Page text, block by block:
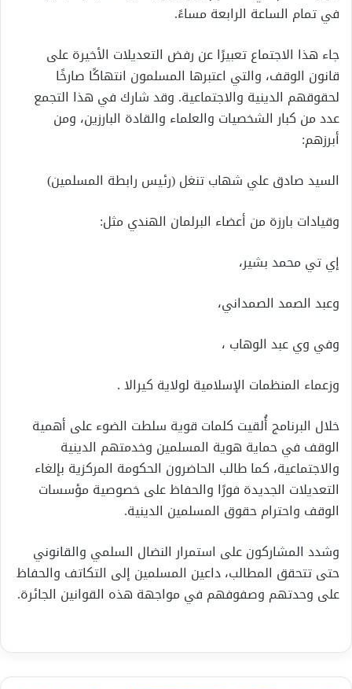
في تمام الساعة الرابعة مساءً.
جاء هذا الاجتماع تعبيرًا عن رفض التعديلات الأخيرة على
قانون الوقف، والتي اعتبرها المسلمون انتهاكًا صارخًا
لحقوقهم الدينية والاجتماعية. وقد شارك في هذا التجمع
عدد من كبار الشخصيات والعلماء والقادة البارزين، ومن
أبرزهم:
السيد صادق علي شهاب تنغل (رئيس رابطة المسلمين)
وقيادات بارزة من أعضاء البرلمان الهندي مثل:
إي تي محمد بشير،
وعبد الصمد الصمداني،
وفي وي عبد الوهاب ،
وزعماء المنظمات الإسلامية لولاية كيرالا .
خلال البرنامج أُلقيت كلمات قوية سلطت الضوء على أهمية
الوقف في حماية هوية المسلمين وخدمتهم الدينية
والاجتماعية، كما طالب الحاضرون الحكومة المركزية بإلغاء
التعديلات الجديدة فورًا والحفاظ على خصوصية مؤسسات
الوقف واحترام حقوق المسلمين الدينية.
وشدد المشاركون على استمرار النضال السلمي والقانوني
حتى تتحقق المطالب، داعين المسلمين إلى التكاتف والحفاظ
على وحدتهم وصفوفهم في مواجهة هذه القوانين الجائرة.